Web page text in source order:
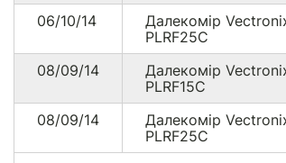
06/10/14
Далекомір
PLRF25C
08/09/14
Далекомір
PLRF15C
08/09/14
Далекомір
PLRF25C